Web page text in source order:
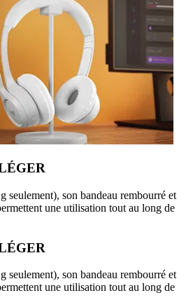
seulement), son bandeau rembourré et
une utilisation tout au long de
seulement), son bandeau rembourré et
une utilisation tout au long de